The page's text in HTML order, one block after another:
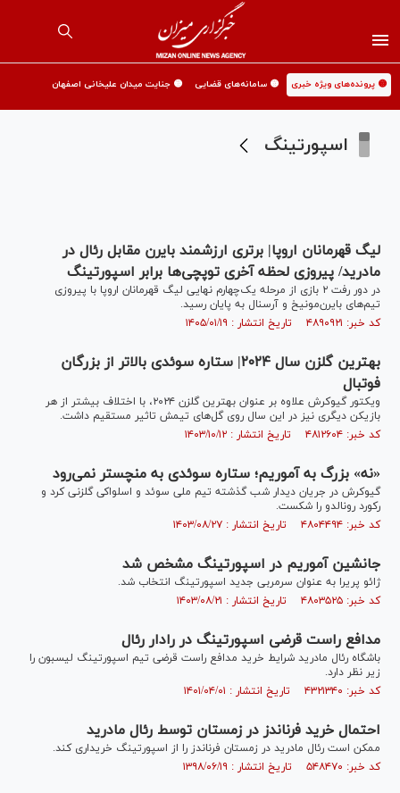
🟡 پرونده‌های ویژه خبری 🟡 سامانه‌های قضایی 🟡 جنایت میدان علیخانی اصفهان
اسپورتینگ
لیگ قهرمانان اروپا| برتری ارزشمند بایرن مقابل رئال در
مادرید/ پیروزی لحظه آخری توپچی‌ها برابر اسپورتینگ
در دور رفت ۲ بازی از مرحله یک‌چهارم نهایی لیگ قهرمانان اروپا با پیروزی‌
تیم‌های بایرن‌مونیخ و آرسنال به پایان رسید.
کد خبر: ۴۸۹۰۹۲۱ تاریخ انتشار : ۱۴۰۵/۰۱/۱۹
بهترین گلزن سال ۲۰۲۴| ستاره سوئدی بالاتر از بزرگان
فوتبال
ویکتور گیوکرش علاوه بر عنوان بهترین گلزن ۲۰۲۴، با اختلاف بیشتر از هر
بازیکن دیگری نیز در این سال روی گل‌های تیمش تاثیر مستقیم داشت.
کد خبر: ۴۸۱۲۶۰۴ تاریخ انتشار : ۱۴۰۳/۱۰/۱۲
«نه» بزرگ به آموریم؛ ستاره سوئدی به منچستر نمی‌رود
گیوکرش در جریان دیدار شب گذشته تیم ملی سوئد و اسلواکی گلزنی کرد و
رکورد رونالدو را شکست.
کد خبر: ۴۸۰۴۴۹۴ تاریخ انتشار : ۱۴۰۳/۰۸/۲۷
جانشین آموریم در اسپورتینگ مشخص شد
ژائو پریرا به عنوان سرمربی جدید اسپورتینگ انتخاب شد.
کد خبر: ۴۸۰۳۵۲۵ تاریخ انتشار : ۱۴۰۳/۰۸/۲۱
مدافع راست قرضی اسپورتینگ در رادار رئال
باشگاه رئال مادرید شرایط خرید مدافع راست قرضی تیم اسپورتینگ لیسبون را
زیر نظر دارد.
کد خبر: ۴۳۲۱۳۴۰ تاریخ انتشار : ۱۴۰۱/۰۴/۰۱
احتمال خرید فرناندز در زمستان توسط رئال مادرید
ممکن است رئال مادرید در زمستان فرناندز را از اسپورتینگ خریداری کند.
کد خبر: ۵۴۸۴۷۰ تاریخ انتشار : ۱۳۹۸/۰۶/۱۹